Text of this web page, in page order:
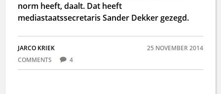
norm heeft, daalt. Dat heeft
mediastaatssecretaris Sander Dekker gezegd.
JARCO KRIEK
25 NOVEMBER 2014
COMMENTS
4